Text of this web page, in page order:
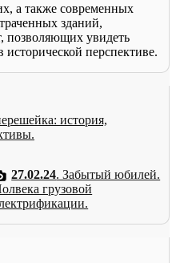
а также современных
зданий,
позволяющих увидеть
исторической перспективе.
история,
27.02.24. Забытый юбилей.
грузовой